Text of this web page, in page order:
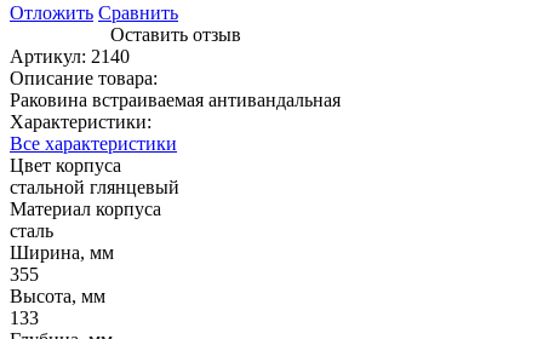
Отложить Сравнить
Оставить отзыв
Артикул: 2140
Описание товара:
Раковина встраиваемая антивандальная
Характеристики:
Все характеристики
Цвет корпуса
стальной глянцевый
Материал корпуса
сталь
Ширина, мм
355
Высота, мм
133